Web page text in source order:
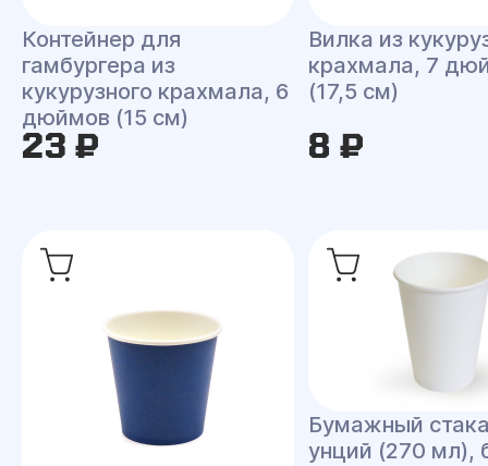
Контейнер для
гамбургера из
кукурузного крахмала, 6
дюймов (15 см)
23 ₽
Вилка из
крахмала, 7
(17,5 см)
8 ₽
Бумажный
унций (270 мл),